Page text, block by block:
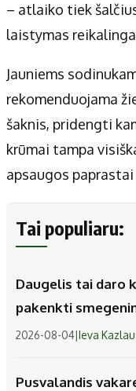
– atlaiko tiek
laistymas
Jauniems
rekomenduojama
šaknis, pridengti
krūmai tampa
apsaugos
Tai populiaru:
Daugelis tai daro
pakenkti
2026-08-04|Ieva
Pusvalandis